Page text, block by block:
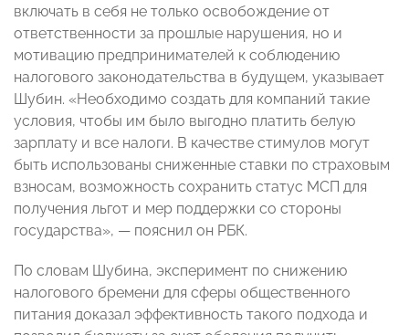
включать в себя не только освобождение от
ответственности за прошлые нарушения, но и
мотивацию предпринимателей к соблюдению
налогового законодательства в будущем, указывает
Шубин. «Необходимо создать для компаний такие
условия, чтобы им было выгодно платить белую
зарплату и все налоги. В качестве стимулов могут
быть использованы сниженные ставки по страховым
взносам, возможность сохранить статус МСП для
получения льгот и мер поддержки со стороны
государства», — пояснил он РБК.
По словам Шубина, эксперимент по снижению
налогового бремени для сферы общественного
питания доказал эффективность такого подхода и